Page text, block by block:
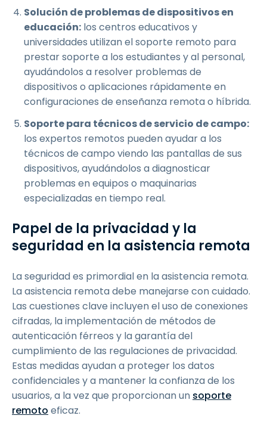
Solución de problemas de dispositivos en
educación: los centros educativos y
universidades utilizan el soporte remoto para
prestar soporte a los estudiantes y al personal,
ayudándolos a resolver problemas de
dispositivos o aplicaciones rápidamente en
configuraciones de enseñanza remota o híbrida.
Soporte para técnicos de servicio de campo:
los expertos remotos pueden ayudar a los
técnicos de campo viendo las pantallas de sus
dispositivos, ayudándolos a diagnosticar
problemas en equipos o maquinarias
especializadas en tiempo real.
Papel de la privacidad y la
seguridad en la asistencia remota
La seguridad es primordial en la asistencia remota.
La asistencia remota debe manejarse con cuidado.
Las cuestiones clave incluyen el uso de conexiones
cifradas, la implementación de métodos de
autenticación férreos y la garantía del
cumplimiento de las regulaciones de privacidad.
Estas medidas ayudan a proteger los datos
confidenciales y a mantener la confianza de los
usuarios, a la vez que proporcionan un soporte
remoto eficaz.